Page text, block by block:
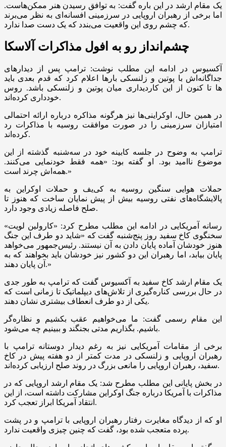
یک مقام ارشد در این باره گفت: به توافق رسیدن هنر ممکن‌هاست.
اما برخی از رهبران اروپایی در سرزمینی افسانه‌ای به نظر می‌برند
که چشم روی این واقعیت می‌بندد که یک دست صدا ندارد.
چشم‌انداز رو به افول مذاکرات آلاسکا
آکسیوس در ادامه این مطلب نوشت: ترامپ پس از دیدار‌های
جداگانه‌اش با پوتین و زلنسکی بار‌ها اعلام کرد که قدم بعدی باید
دیداری میان پوتین و زلنسکی باشد. روس‌‎ها تا کنون از این کار
خودداری کرده‌اند.
در همین حال، اوکراینی‌ها نیز هرگونه مذاکره درباره ارائه احتمالی
امتیازان سرزمینی را در صورت موافقت روسیه با مذاکرات رد
کرده‌اند.
ترامپ به وضوح در جلسه کابینه خود در سه‌شنبه گذشته از این
موضوع ناامید بود. او گفته بود: «همه فقط خودنمایی می‌کنند.
همه‌اش چرند است.»
حملات هوایی سنگین روسیه به کی‌یف و حملات اوکراین به
پالایشگاه‌های نفتی روسیه بیش از پیش نمایان ساخت که هنوز تا
صلح فاصله زیادی وجود دارد.
رسانه آمریکایی در ادامه این مطلب مطرح کرد: «کارولین لویت»
سخنگوی کاخ سفید روز پنج‌شنبه گفت که «شاید دو طرف این جنگ
هنوز خودشان آماده پایان دادن به آن نیستند. رئیس‌جمهور می‌خواهد
پایان بیابد، اما رهبران این دو کشور نیز خودشان باید بخواهند که به
آن پایان دهند.»
یک مقام ارشد کاخ سفید به آکسیوس گفت که ترامپ به طور جدی
در حال بررسی کناره‌گیری از تلاش‌های دیپلماتیک تا زمانی است که
یکی از دو طرف انعطاف بیشتری نشان دهند.
این مقام رسمی گفت: ما می‌خواهیم عقب بکشیم و نظاره‌گر
باشیم. بگذاریم مدتی بجنگند و ببینیم چه می‌شود.
برخی از مقامات آمریکایی نیز به رغم دیدار دوستانه ترامپ با
رهبران اروپایی و زلنسکی در مدت کمتر از دو هفته پیش در کاخ
سفید، رهبران اروپایی را مانعی بزرگ در روند صلح ارزیابی کرده‌اند.
در بخش پایانی این مطلب مطرح شد: یک مقام ارشد اروپایی که در
مذاکرات با آمریکا درباره جنگ اوکراین مشارکت داشته است، از این
انتقاد آمریکا ابراز تعجب کرد.
او که از دیدگاه مغایرت رفتار رهبران اروپایی با ترامپ و در پشت
پرده متعجب شده بود، گفت که چنین چیزی واقعیت ندارد.